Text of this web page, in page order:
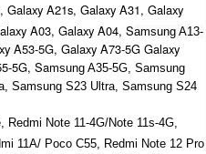
A21s, Galaxy A31, Galaxy
A03, Galaxy A04, Samsung A13-
A53-5G, Galaxy A73-5G Galaxy
5G, Samsung A35-5G, Samsung
Samsung S23 Ultra, Samsung S24
Note 11-4G/Note 11s-4G,
11A/ Poco C55, Redmi Note 12 Pro